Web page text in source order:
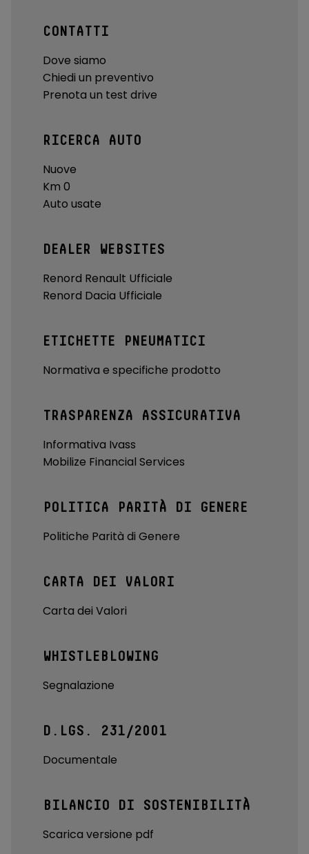
CONTATTI
Dove siamo
Chiedi un preventivo
Prenota un test drive
RICERCA AUTO
Nuove
Km 0
Auto usate
DEALER WEBSITES
Renord Renault Ufficiale
Renord Dacia Ufficiale
ETICHETTE PNEUMATICI
Normativa e specifiche prodotto
TRASPARENZA ASSICURATIVA
Informativa Ivass
Mobilize Financial Services
POLITICA PARITÀ DI GENERE
Politiche Parità di Genere
CARTA DEI VALORI
Carta dei Valori
WHISTLEBLOWING
Segnalazione
D.LGS. 231/2001
Documentale
BILANCIO DI SOSTENIBILITÀ
Scarica versione pdf